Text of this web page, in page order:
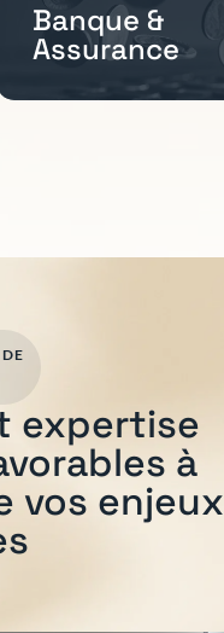
Banque &
Assurance
expertise
à
vos enjeux